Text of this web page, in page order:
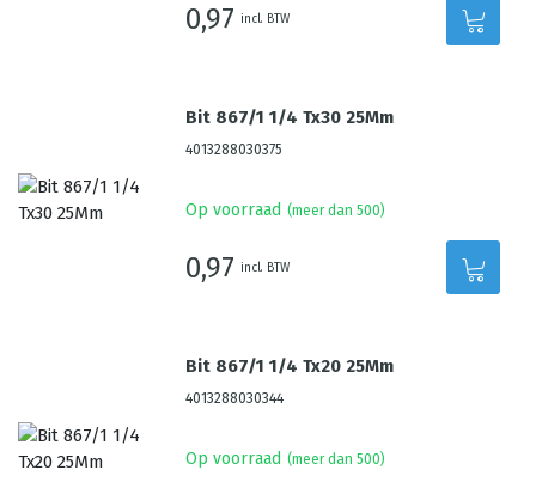
0,97 incl. BTW
Bit 867/1 1/4 Tx30 25Mm
4013288030375
Op voorraad (meer dan 500)
0,97 incl. BTW
Bit 867/1 1/4 Tx20 25Mm
4013288030344
Op voorraad (meer dan 500)